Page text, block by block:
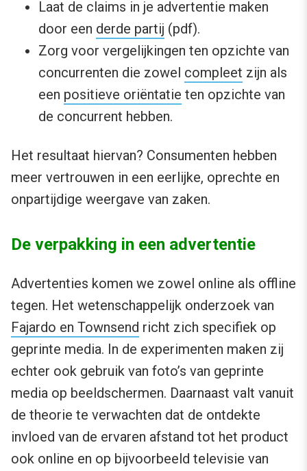
Laat de claims in je advertentie maken
door een derde partij (pdf).
Zorg voor vergelijkingen ten opzichte van
concurrenten die zowel compleet zijn als
een positieve oriëntatie ten opzichte van
de concurrent hebben.
Het resultaat hiervan? Consumenten hebben
meer vertrouwen in een eerlijke, oprechte en
onpartijdige weergave van zaken.
De verpakking in een advertentie
Advertenties komen we zowel online als offline
tegen. Het wetenschappelijk onderzoek van
Fajardo en Townsend richt zich specifiek op
geprinte media. In de experimenten maken zij
echter ook gebruik van foto’s van geprinte
media op beeldschermen. Daarnaast valt vanuit
de theorie te verwachten dat de ontdekte
invloed van de ervaren afstand tot het product
ook online en op bijvoorbeeld televisie van